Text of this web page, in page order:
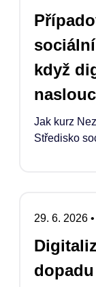
když
Jak kurz
Středisko
29. 6. 2026 •